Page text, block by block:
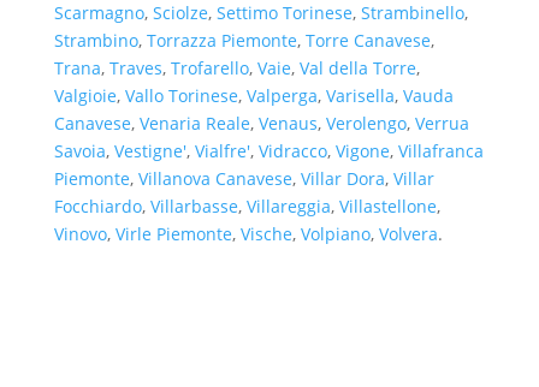
Scarmagno, Sciolze, Settimo Torinese, Strambinello,
Strambino, Torrazza Piemonte, Torre Canavese,
Trana, Traves, Trofarello, Vaie, Val della Torre,
Valgioie, Vallo Torinese, Valperga, Varisella, Vauda
Canavese, Venaria Reale, Venaus, Verolengo, Verrua
Savoia, Vestigne', Vialfre', Vidracco, Vigone, Villafranca
Piemonte, Villanova Canavese, Villar Dora, Villar
Focchiardo, Villarbasse, Villareggia, Villastellone,
Vinovo, Virle Piemonte, Vische, Volpiano, Volvera.